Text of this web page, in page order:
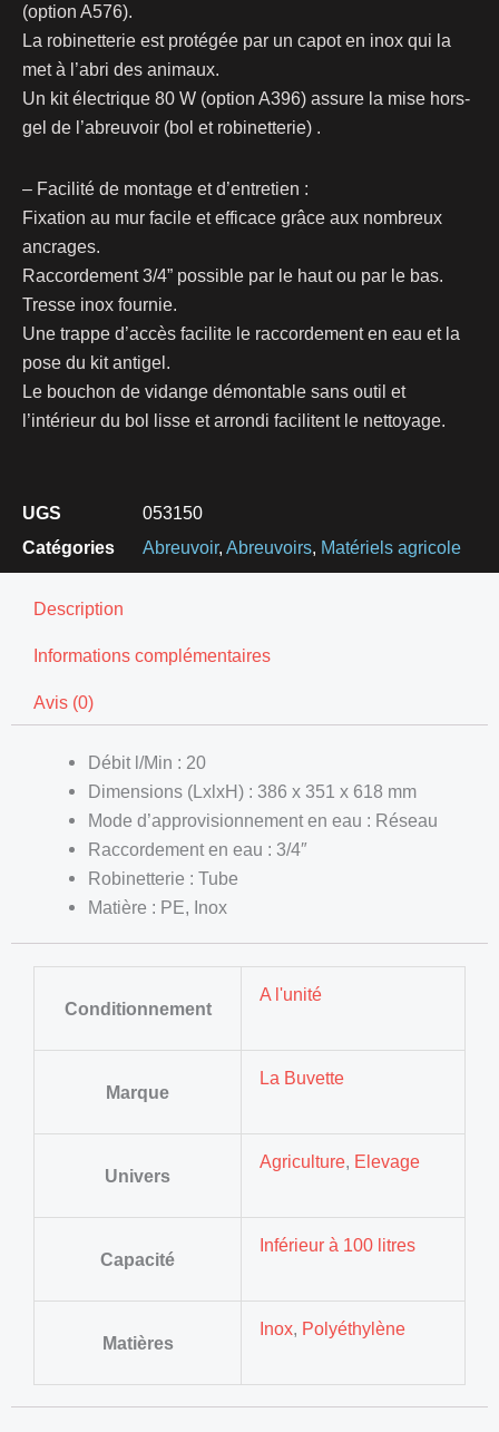
(option A576).
La robinetterie est protégée par un capot en inox qui la
met à l’abri des animaux.
Un kit électrique 80 W (option A396) assure la mise hors-
gel de l’abreuvoir (bol et robinetterie) .
– Facilité de montage et d’entretien :
Fixation au mur facile et efficace grâce aux nombreux
ancrages.
Raccordement 3/4” possible par le haut ou par le bas.
Tresse inox fournie.
Une trappe d’accès facilite le raccordement en eau et la
pose du kit antigel.
Le bouchon de vidange démontable sans outil et
l’intérieur du bol lisse et arrondi facilitent le nettoyage.
UGS
053150
Catégories
Abreuvoir, Abreuvoirs, Matériels agricole
Description
Informations complémentaires
Avis (0)
Débit l/Min : 20
Dimensions (LxlxH) : 386 x 351 x 618 mm
Mode d’approvisionnement en eau : Réseau
Raccordement en eau : 3/4″
Robinetterie : Tube
Matière : PE, Inox
Conditionnement
A l'unité
Marque
La Buvette
Univers
Agriculture, Elevage
Capacité
Inférieur à 100 litres
Matières
Inox, Polyéthylène